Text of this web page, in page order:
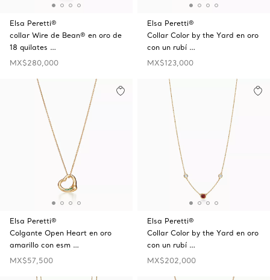
Elsa Peretti®
collar Wire de Bean® en oro de
18 quilates …
MX$280,000
Elsa Peretti®
Collar Color by the Yard en oro
con un rubí …
MX$123,000
Elsa Peretti®
Colgante Open Heart en oro
amarillo con esm …
MX$57,500
Elsa Peretti®
Collar Color by the Yard en oro
con un rubí …
MX$202,000